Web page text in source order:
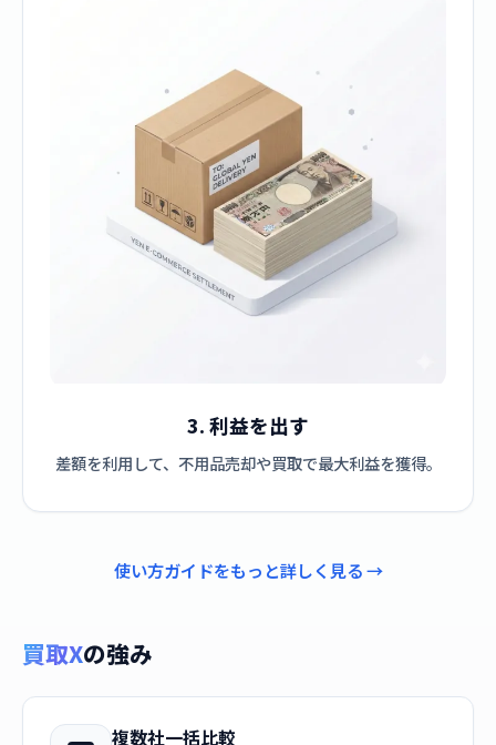
3. 利益を出す
差額を利用して、不用品売却や買取で最大利益を獲得。
使い方ガイドをもっと詳しく見る →
買取Xの強み
複数社一括比較